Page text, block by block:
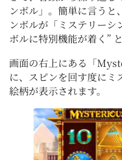
ンボル」。簡単に言うと
ンボルが「ミステリー
ボルに特別機能が着く”
画面の右上にある「
に、スピンを回す度にミ
絵柄が表示されます。